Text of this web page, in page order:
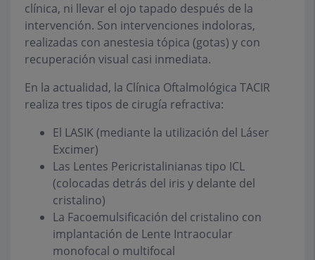
clínica, ni llevar el ojo tapado después de la
intervención. Son intervenciones indoloras,
realizadas con anestesia tópica (gotas) y con
recuperación visual casi inmediata.
En la actualidad, la Clínica Oftalmológica TACIR
realiza tres tipos de cirugía refractiva:
El LASIK (mediante la utilización del Láser
Excimer)
Las Lentes Pericristalinianas tipo ICL
(colocadas detrás del iris y delante del
cristalino)
La Facoemulsificación del cristalino con
implantación de Lente Intraocular
monofocal o multifocal